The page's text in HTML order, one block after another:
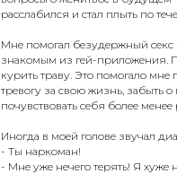
расслабился и стал плыть по
Мне помогал безудержный
знакомым из гей-приложения.
курить траву. Это помогало мне
тревогу за свою жизнь, забыть
почувствовать себя более
Иногда в моей голове звучал
- Ты наркоман!
- Мне уже нечего терять! Я хуже